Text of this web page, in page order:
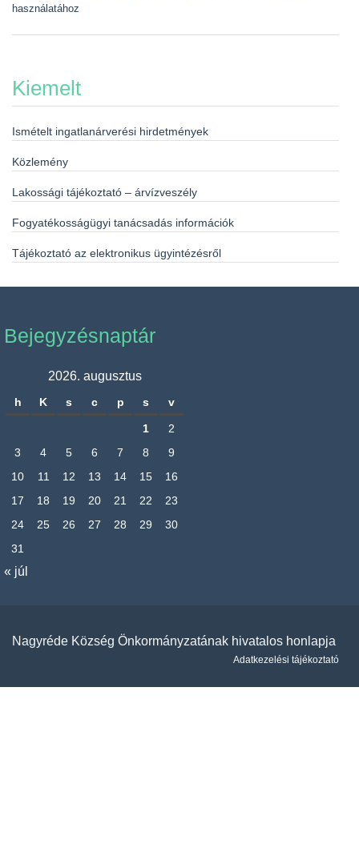
használatához
Kiemelt
Ismételt ingatlanárverési hirdetmények
Közlemény
Lakossági tájékoztató – árvízveszély
Fogyatékosságügyi tanácsadás információk
Tájékoztató az elektronikus ügyintézésről
Bejegyzésnaptár
2026. augusztus
h K s c p s v
1
2
3
4 5 6 7 8
9
10
11 12 13 14 15
16
17
18 19 20 21 22
23
24
25 26 27 28 29
30
31
« júl
Nagyréde Község Önkormányzatának hivatalos honlapja
Adatkezelési tájékoztató